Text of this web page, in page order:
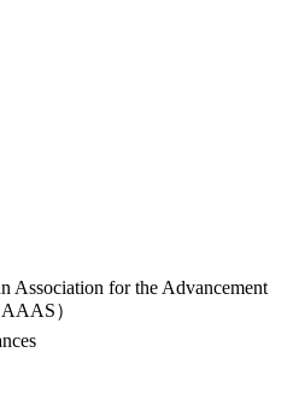
Association for the Advancement
）